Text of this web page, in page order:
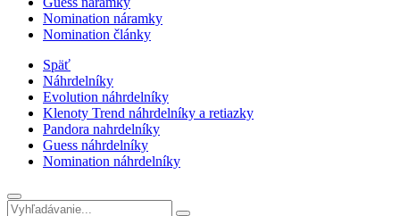
Nomination náramky
Nomination články
Späť
Náhrdelníky
Evolution náhrdelníky
Klenoty Trend náhrdelníky a retiazky
Pandora nahrdelníky
Guess náhrdelníky
Nomination náhrdelníky